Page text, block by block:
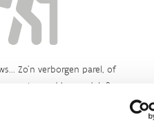
Zo’n verborgen parel, of
niemand ‘m ontdekt?